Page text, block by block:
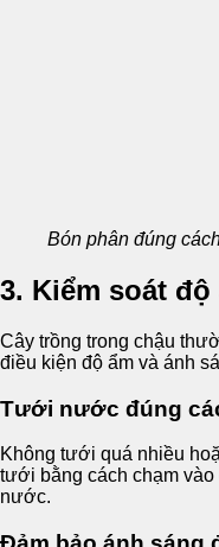
Bón phân đúng
3. Kiểm soát
Cây trồng trong chậu
điều kiện độ ẩm và ánh
Tưới nước đúng
Không tưới quá nhiều
tưới bằng cách chạm
nước.